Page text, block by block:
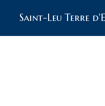
Saint-Leu Terre